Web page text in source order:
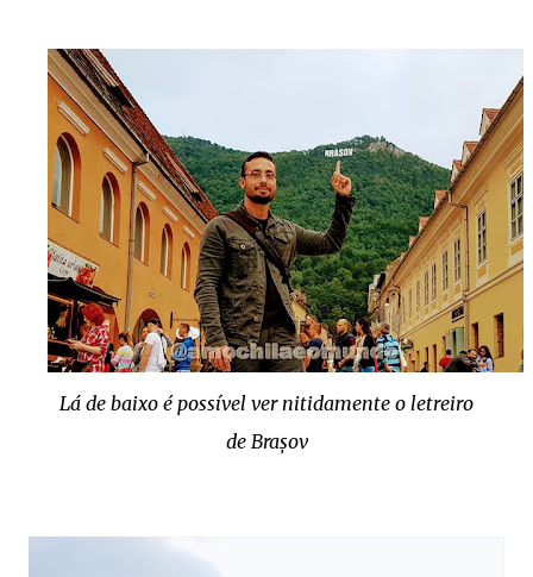
Lá de baixo é possível ver nitidamente o letreiro
de Brașov